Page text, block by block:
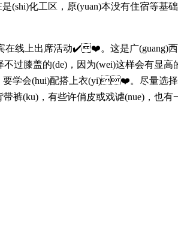
化工区，原(yuan)本没有住宿等基
上出席活动✔️❤️。这是广
膝盖的(de)，因为(wei)这样会有显高的
(hui)配搭上衣(yi)❤️。尽量选择
带裤(ku)，有些许俏皮或戏谑(nue)，